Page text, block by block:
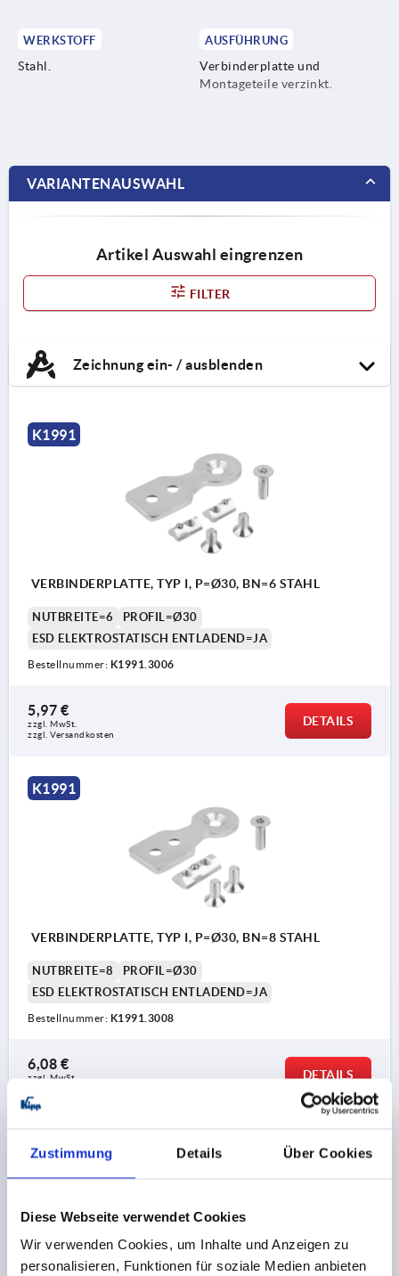
Zustimmung Details Über Cookies
Diese Webseite verwendet Cookies
Wir verwenden Cookies, um Inhalte und Anzeigen zu
personalisieren, Funktionen für soziale Medien anbieten
WERKSTOFF
Stahl.
AUSFÜHRUNG
Verbinderplatte und
Montageteile verzinkt.
VARIANTENAUSWAHL
Artikel Auswahl eingrenzen
FILTER
Zeichnung ein- / ausblenden
K1991
VERBINDERPLATTE, TYP I, P=Ø30, BN=6 STAHL
NUTBREITE=6
PROFIL=Ø30
ESD ELEKTROSTATISCH ENTLADEND=JA
Bestellnummer: K1991.3006
5,97 €
zzgl. MwSt.
zzgl. Versandkosten
DETAILS
K1991
VERBINDERPLATTE, TYP I, P=Ø30, BN=8 STAHL
NUTBREITE=8
PROFIL=Ø30
ESD ELEKTROSTATISCH ENTLADEND=JA
Bestellnummer: K1991.3008
6,08 €
zzgl. MwSt.
DETAILS
PRODUKTDETAILS
CAD
DOWNLOADS